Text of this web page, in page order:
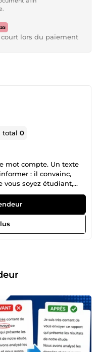
lors du paiement
total0
mot compte. Un texte
: il convainc,
vous soyez étudiant,
de contenu, je
de vos documents
sérieux et vos
réécriture, la correction
consiste pas
de textes
grammaticale
de CV et de
contenus web, articles
et
l'intelligence artificielle
travail Chaque
d'exigence. Je